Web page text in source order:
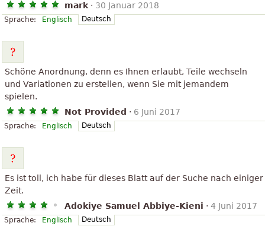
mark · 30 Januar 2018
Sprache: Englisch Deutsch
Schöne Anordnung, denn es Ihnen erlaubt, Teile wechseln
und Variationen zu erstellen, wenn Sie mit jemandem
spielen.
Not Provided · 6 Juni 2017
Sprache: Englisch Deutsch
Es ist toll, ich habe für dieses Blatt auf der Suche nach einiger
Zeit.
Adokiye Samuel Abbiye-Kieni · 4 Juni 2017
Sprache: Englisch Deutsch